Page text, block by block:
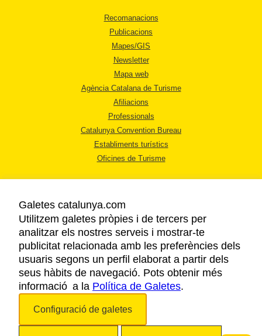
Recomanacions
Publicacions
Mapes/GIS
Newsletter
Mapa web
Agència Catalana de Turisme
Afiliacions
Professionals
Catalunya Convention Bureau
Establiments turístics
Oficines de Turisme
AVÍS LEGAL
POLÍTICA DE PRIVACITAT
COOKIES
ACCESSIBILITAT
Galetes catalunya.com
Utilitzem galetes pròpies i de tercers per
analitzar els nostres serveis i mostrar-te
publicitat relacionada amb les preferències dels
usuaris segons un perfil elaborat a partir dels
seus hàbits de navegació. Pots obtenir més
informació a la Política de Galetes.
Configuració de galetes